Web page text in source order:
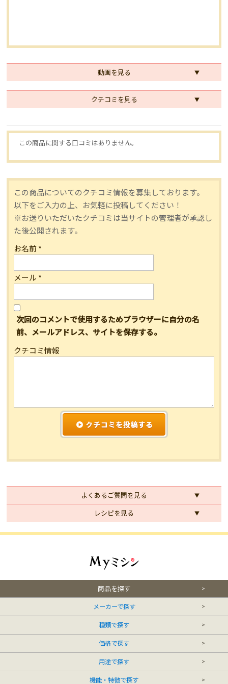
動画を見る
クチコミを見る
この商品に関する口コミはありません。
この商品についてのクチコミ情報を募集しております。
以下をご入力の上、お気軽に投稿してください！
※お送りいただいたクチコミは当サイトの管理者が承認し
た後公開されます。
お名前*
メール *
次回のコメントで使用するためブラウザーに自分の名
前、メールアドレス、サイトを保存する。
クチコミ情報
よくあるご質問を見る
レシピを見る
商品を探す
メーカーで探す
種類で探す
価格で探す
用途で探す
機能・特徴で探す